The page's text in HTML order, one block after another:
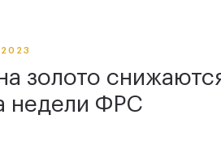
золото
недели ФРС